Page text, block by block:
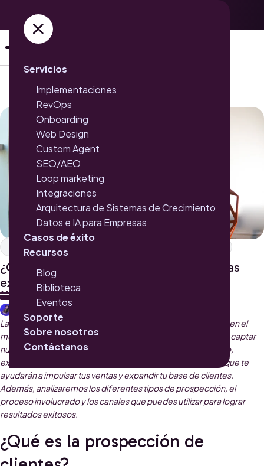
Servicios
Implementaciones
RevOps
Onboarding
Web Design
Custom Agent
SEO/AEO
Loop marketing
Integraciones
Arquitectura de Sistemas de Crecimiento
Datos e IA para Empresas
Casos de éxito
Recursos
Blog
Biblioteca
Eventos
Soporte
Sobre nosotros
Contáctanos
Inbound Marketing
¿Qué estrategias para aumentar las ventas
existen?
4 DE JULIO 2023
ANDREA HURTADO
La prospección de clientes es un componente fundamental en el
mundo de las ventas y el marketing. Consiste en identificar y captar
nuevos clientes potenciales para tu negocio. En este artículo,
exploraremos cinco estrategias efectivas de prospección que te
ayudarán a impulsar tus ventas y expandir tu base de clientes.
Además, analizaremos los diferentes tipos de prospección, el
proceso involucrado y los canales que puedes utilizar para lograr
resultados exitosos.
¿Qué es la prospección de